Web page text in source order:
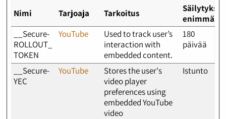
Nimi Tarjoaja Tarkoitus
Säilytyksen
__Secure-
ROLLOUT_
TOKEN
YouTube
Used to track user’s
interaction with
embedded content.
180
päivää
__Secure-
YEC
YouTube
Stores the user's
video player
preferences using
embedded YouTube
video
Istunto